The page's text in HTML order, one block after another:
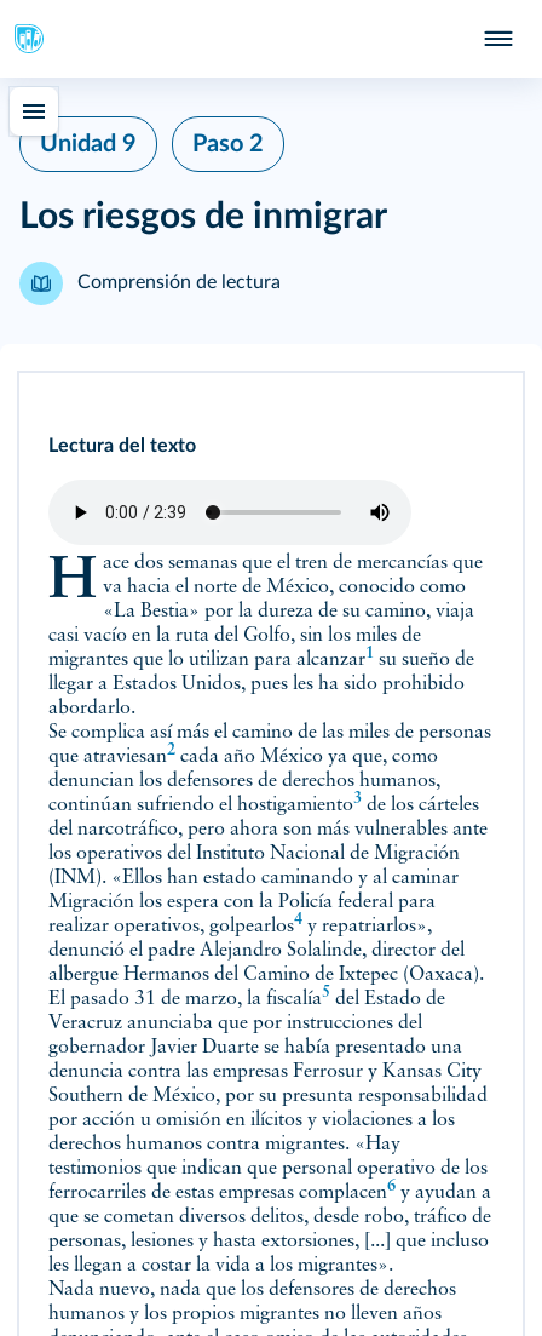
Unidad 9 Paso 2
Los riesgos de inmigrar
Comprensión de lectura
Lectura del texto
Hace dos semanas que el tren de mercancías que va hacia el norte de México, conocido como
«La Bestia» por la dureza de su camino, viaja
casi vacío en la ruta del Golfo, sin los miles de
migrantes que lo utilizan para alcanzar1 su sueño de
llegar a Estados Unidos, pues les ha sido prohibido
abordarlo.
Se complica así más el camino de las miles de personas
que atraviesan2 cada año México ya que, como
denuncian los defensores de derechos humanos,
continúan sufriendo el hostigamiento3 de los cárteles
del narcotráfico, pero ahora son más vulnerables ante
los operativos del Instituto Nacional de Migración
(INM). «Ellos han estado caminando y al caminar
Migración los espera con la Policía federal para
realizar operativos, golpearlos4 y repatriarlos»,
denunció el padre Alejandro Solalinde, director del
albergue Hermanos del Camino de Ixtepec (Oaxaca).
El pasado 31 de marzo, la fiscalía5 del Estado de
Veracruz anunciaba que por instrucciones del
gobernador Javier Duarte se había presentado una
denuncia contra las empresas Ferrosur y Kansas City
Southern de México, por su presunta responsabilidad
por acción u omisión en ilícitos y violaciones a los
derechos humanos contra migrantes. «Hay
testimonios que indican que personal operativo de los
ferrocarriles de estas empresas complacen6 y ayudan a
que se cometan diversos delitos, desde robo, tráfico de
personas, lesiones y hasta extorsiones, [...] que incluso
les llegan a costar la vida a los migrantes».
Nada nuevo, nada que los defensores de derechos
humanos y los propios migrantes no lleven años